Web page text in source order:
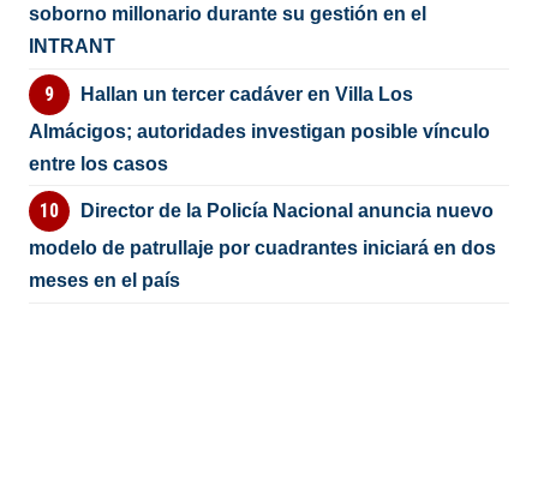
soborno millonario durante su gestión en el
INTRANT
Hallan un tercer cadáver en Villa Los
Almácigos; autoridades investigan posible vínculo
entre los casos
Director de la Policía Nacional anuncia nuevo
modelo de patrullaje por cuadrantes iniciará en dos
meses en el país